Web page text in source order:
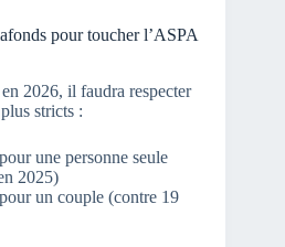
pour toucher l’ASPA
2026, il faudra respecter
stricts :
pour une personne seule
2025)
pour un couple (contre 19